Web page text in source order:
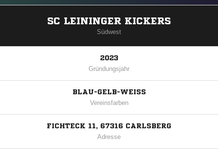
SC LEININGER KICKERS
Südwest
2023
Gründungsjahr
BLAU-GELB-WEISS
Vereinsfarben
FICHTECK 11, 67316 CARLSBERG
Adresse